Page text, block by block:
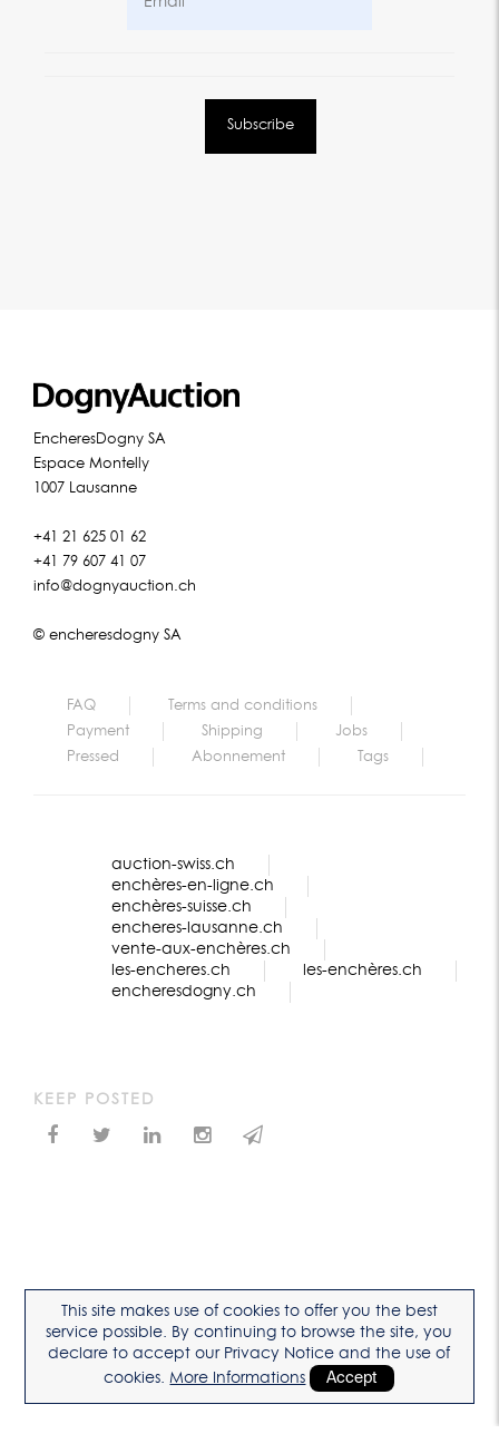
EncheresDogny SA
Espace Montelly
1007 Lausanne
+41 21 625 01 62
+41 79 607 41 07
info@dognyauction.ch
© encheresdogny SA
FAQ
Terms and conditions
Payment
Shipping
Jobs
Pressed
Abonnement Tags
auction-swiss.ch
enchères-en-ligne.ch
enchères-suisse.ch
encheres-lausanne.ch
vente-aux-enchères.ch
les-encheres.ch
les-enchères.ch
encheresdogny.ch
KEEP POSTED
This site makes use of cookies to offer you the best
service possible. By continuing to browse the site, you
declare to accept our Privacy Notice and the use of
cookies.More Informations Accept